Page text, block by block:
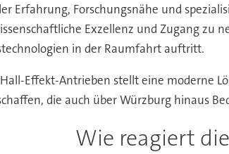
Erfahrung, Forschungsnähe und
Exzellenz und Zugang zu
in der Raumfahrt auftritt.
Effekt-Antrieben stellt eine moderne
die auch über Würzburg hinaus
Wie reagiert